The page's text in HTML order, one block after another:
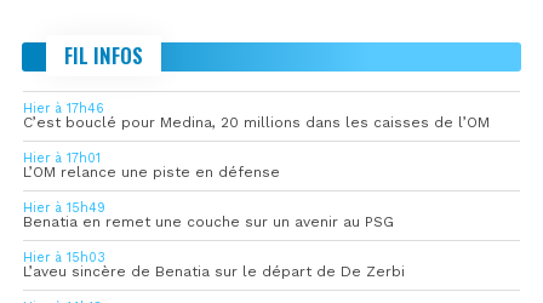
FIL INFOS
Hier à 17h46
C’est bouclé pour Medina, 20 millions dans les caisses de l’OM
Hier à 17h01
L’OM relance une piste en défense
Hier à 15h49
Benatia en remet une couche sur un avenir au PSG
Hier à 15h03
L’aveu sincère de Benatia sur le départ de De Zerbi